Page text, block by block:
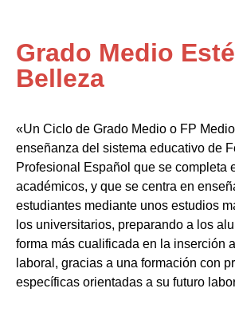
Grado Medio
Belleza
«Un Ciclo de Grado Medio o FP
enseñanza del sistema educativo de
Profesional Español que se completa
académicos, y que se centra en
estudiantes mediante unos estudios
los universitarios, preparando a los
forma más cualificada en la inserción
laboral, gracias a una formación con
específicas orientadas a su futuro